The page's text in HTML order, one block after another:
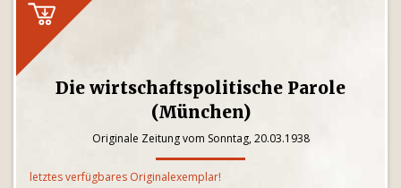
Die wirtschaftspolitische Parole
(München)
Originale Zeitung vom Sonntag, 20.03.1938
letztes verfügbares Originalexemplar!